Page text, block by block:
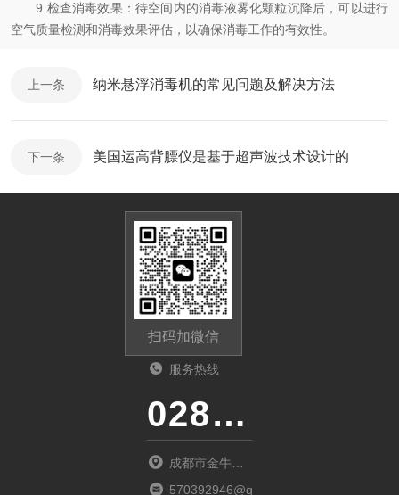
9.检查消毒效果：待空间内的消毒液雾化颗粒沉降后，可以进行
空气质量检测和消毒效果评估，以确保消毒工作的有效性。
上一条 纳米悬浮消毒机的常见问题及解决方法
下一条 美国运高背膘仪是基于超声波技术设计的
扫码加微信
服务热线
028-87741718
成都市金牛区
金府路799号1
570392946@qq.com